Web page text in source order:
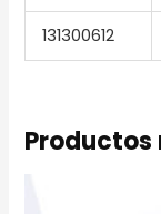
131300612